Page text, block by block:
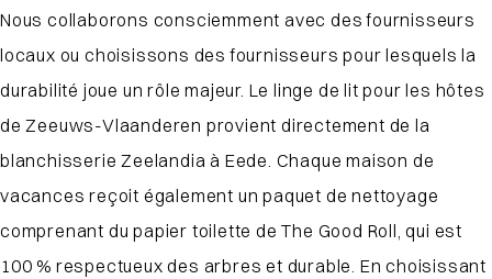
Nous collaborons consciemment avec des fournisseurs
locaux ou choisissons des fournisseurs pour lesquels la
durabilité joue un rôle majeur. Le linge de lit pour les hôtes
de Zeeuws-Vlaanderen provient directement de la
blanchisserie Zeelandia à Eede. Chaque maison de
vacances reçoit également un paquet de nettoyage
comprenant du papier toilette de The Good Roll, qui est
100 % respectueux des arbres et durable. En choisissant